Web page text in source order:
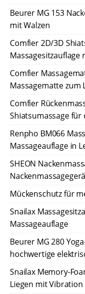
Beurer MG 153
mit Walzen
Comfier 2D/3D
Massagesitzauflage
Comfier
Massagematte
Comfier
Shiatsumassage für
Renpho BM066
Massageauflage in
SHEON
Mückenschutz für
Snailax
Massageauflage
Beurer MG 280
hochwertige
Snailax Memory-
Liegen mit